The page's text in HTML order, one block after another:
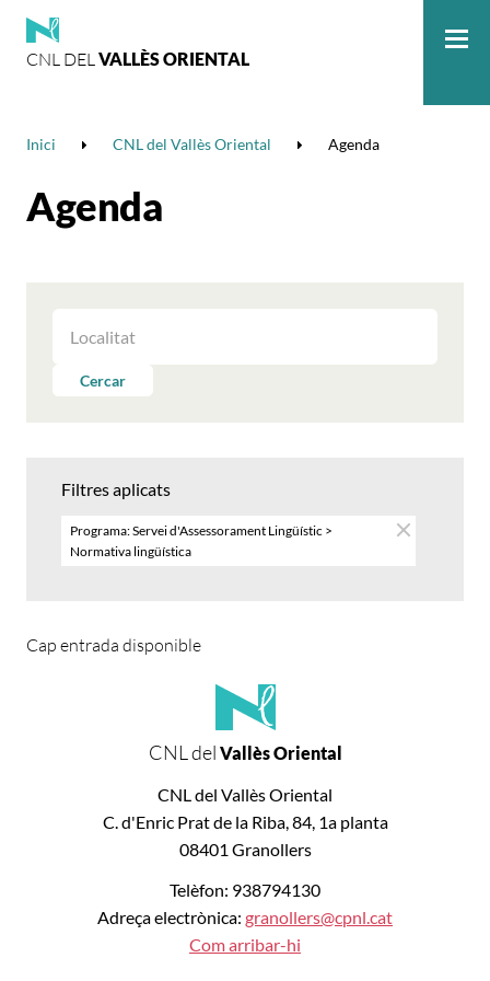
CNL DELVALLÈS ORIENTAL
Inici CNL del Vallès Oriental Agenda
Agenda
LES
PERCercar
Filtres aplicats
Programa: Servei d'Assessorament Lingüístic >
Normativa lingüística
Cap entrada disponible
CNL del Vallès Oriental
CNL del Vallès Oriental
C. d'Enric Prat de la Riba, 84, 1a planta
08401 Granollers
Telèfon: 938794130
Adreça electrònica: granollers@cpnl.cat
Com arribar-hi